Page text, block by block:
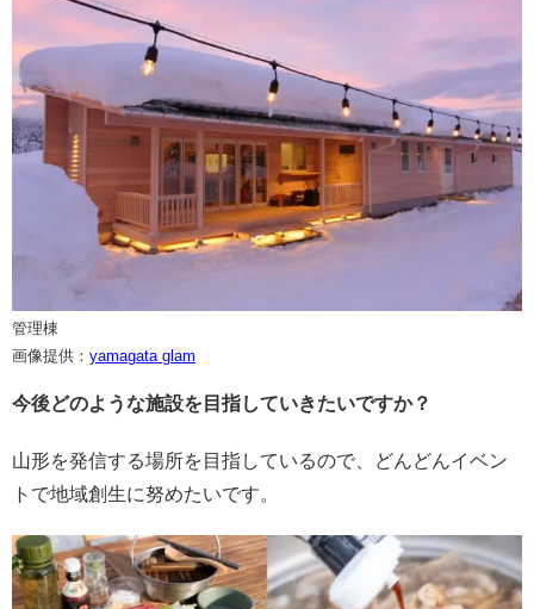
管理棟
画像提供： yamagata glam
今後どのような施設を目指していきたいですか？
山形を発信する場所を目指しているので、どんどんイベン
トで地域創生に努めたいです。